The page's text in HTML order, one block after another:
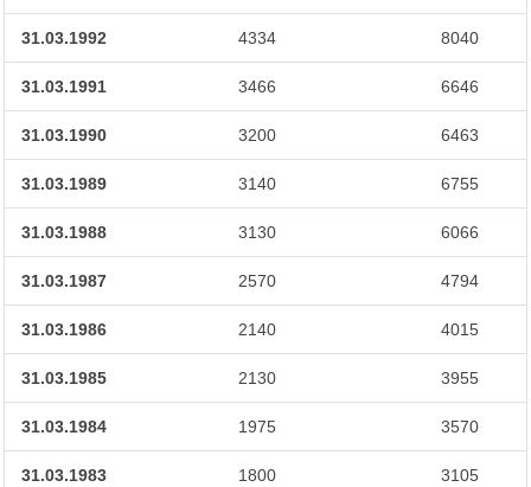
31.03.1992 4334 8040
31.03.1991 3466 6646
31.03.1990 3200 6463
31.03.1989 3140 6755
31.03.1988 3130 6066
31.03.1987 2570 4794
31.03.1986 2140 4015
31.03.1985 2130 3955
31.03.1984 1975 3570
31.03.1983 1800 3105